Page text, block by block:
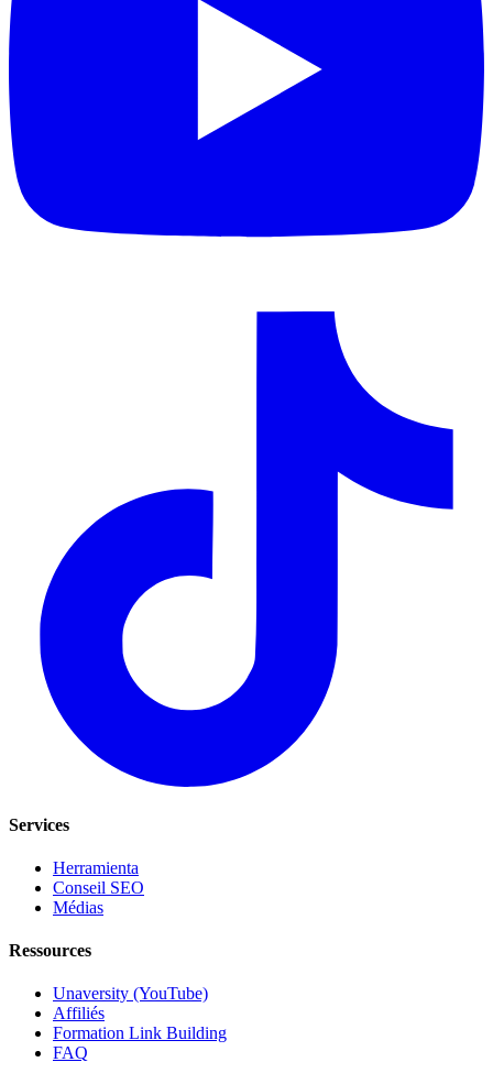
Services
Herramienta
Conseil SEO
Médias
Ressources
Unaversity (YouTube)
Affiliés
Formation Link Building
FAQ